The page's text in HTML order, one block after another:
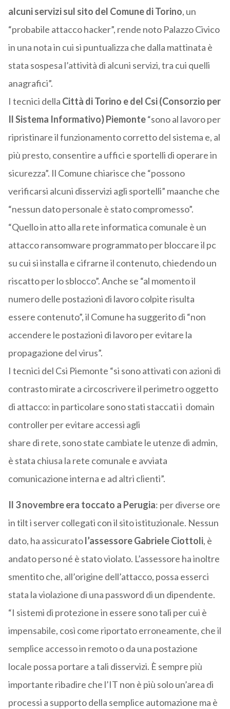
alcuni servizi sul sito del Comune di Torino, un
“probabile attacco hacker”, rende noto Palazzo Civico
in una nota in cui si puntualizza che dalla mattinata è
stata sospesa l’attività di alcuni servizi, tra cui quelli
anagrafici”.
I tecnici della Città di Torino e del Csi (Consorzio per
Il Sistema Informativo) Piemonte“sono al lavoro per
ripristinare il funzionamento corretto del sistema e, al
più presto, consentire a uffici e sportelli di operare in
sicurezza”. Il Comune chiarisce che “possono
verificarsi alcuni disservizi agli sportelli” maanche che
“nessun dato personale è stato compromesso”.
“Quello in atto alla rete informatica comunale è un
attacco ransomware programmato per bloccare il pc
su cui si installa e cifrarne il contenuto, chiedendo un
riscatto per lo sblocco”. Anche se “al momento il
numero delle postazioni di lavoro colpite risulta
essere contenuto”, il Comune ha suggerito di “non
accendere le postazioni di lavoro per evitare la
propagazione del virus”.
I tecnici del Csi Piemonte “si sono attivati con azioni di
contrasto mirate a circoscrivere il perimetro oggetto
di attacco: in particolare sono stati staccati i domain
controller per evitare accessi agli
share di rete, sono state cambiate le utenze di admin,
è stata chiusa la rete comunale e avviata
comunicazione interna e ad altri clienti”.
Il 3 novembre era toccato a Perugia: per diverse ore
in tilt i server collegati con il sito istituzionale. Nessun
dato, ha assicuratol’assessore Gabriele Ciottoli, è
andato perso né è stato violato. L’assessore ha inoltre
smentito che, all’origine dell’attacco, possa esserci
stata la violazione di una password di un dipendente.
“I sistemi di protezione in essere sono tali per cui è
impensabile, così come riportato erroneamente, che il
semplice accesso in remoto o da una postazione
locale possa portare a tali disservizi. È sempre più
importante ribadire che l’IT non è più solo un’area di
processi a supporto della semplice automazione ma è